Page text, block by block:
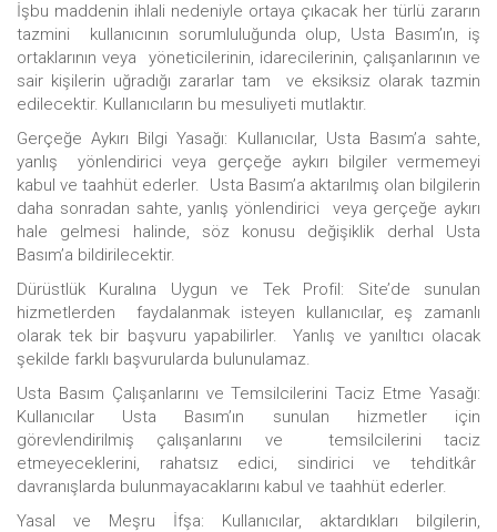
İşbu maddenin ihlali nedeniyle ortaya çıkacak her türlü zararın
tazmini kullanıcının sorumluluğunda olup, Usta Basım’ın, iş
ortaklarının veya yöneticilerinin, idarecilerinin, çalışanlarının ve
sair kişilerin uğradığı zararlar tam ve eksiksiz olarak tazmin
edilecektir. Kullanıcıların bu mesuliyeti mutlaktır.
Gerçeğe Aykırı Bilgi Yasağı: Kullanıcılar, Usta Basım’a sahte,
yanlış yönlendirici veya gerçeğe aykırı bilgiler vermemeyi
kabul ve taahhüt ederler. Usta Basım’a aktarılmış olan bilgilerin
daha sonradan sahte, yanlış yönlendirici veya gerçeğe aykırı
hale gelmesi halinde, söz konusu değişiklik derhal Usta
Basım’a bildirilecektir.
Dürüstlük Kuralına Uygun ve Tek Profil: Site’de sunulan
hizmetlerden faydalanmak isteyen kullanıcılar, eş zamanlı
olarak tek bir başvuru yapabilirler. Yanlış ve yanıltıcı olacak
şekilde farklı başvurularda bulunulamaz.
Usta Basım Çalışanlarını ve Temsilcilerini Taciz Etme Yasağı:
Kullanıcılar Usta Basım’ın sunulan hizmetler için
görevlendirilmiş çalışanlarını ve temsilcilerini taciz
etmeyeceklerini, rahatsız edici, sindirici ve tehditkâr
davranışlarda bulunmayacaklarını kabul ve taahhüt ederler.
Yasal ve Meşru İfşa: Kullanıcılar, aktardıkları bilgilerin,